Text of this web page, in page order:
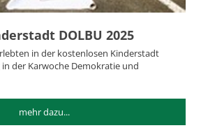
DOLBU 2025
in der kostenlosen Kinderstadt
in der Karwoche Demokratie und
mehr dazu...